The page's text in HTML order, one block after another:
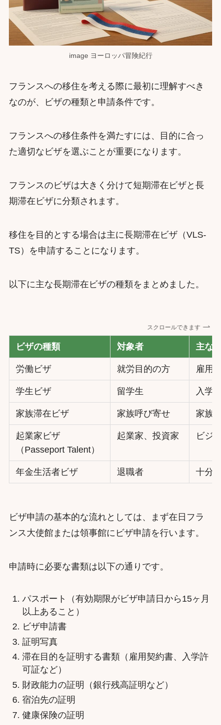
image ヨーロッパ冒険紀行
フランスへの移住を考える際に最初に理解すべき
なのが、ビザの種類と申請条件です。
フランスへの移住条件を満たすには、目的に合っ
た適切なビザを選ぶことが重要になります。
フランスのビザは大きく分けて短期滞在ビザと長
期滞在ビザに分類されます。
移住を目的とする場合は主に長期滞在ビザ（VLS-
TS）を申請することになります。
以下に主な長期滞在ビザの種類をまとめました。
スクロールできます
ビザの種類 対象者 主な
労働ビザ 就労目的の方 雇用
学生ビザ 留学生 入学
家族滞在ビザ 家族呼び寄せ 家族
起業家ビザ
（Passeport Talent）
起業家、投資家 ビジ
年金生活者ビザ 退職者 十分
ビザ申請の基本的な流れとしては、まず在日フラ
ンス大使館または領事館にビザ申請を行います。
申請時に必要な書類は以下の通りです。
パスポート（有効期限がビザ申請日から15ヶ月
以上あること）
ビザ申請書
証明写真
滞在目的を証明する書類（雇用契約書、入学許
可証など）
財政能力の証明（銀行残高証明など）
宿泊先の証明
健康保険の証明